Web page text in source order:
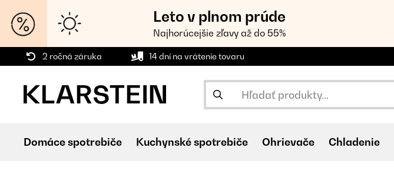
Leto v plnom prúde
Najhorúcejšie zľavy až do 55%
2 ročná záruka 14 dní na vrátenie tovaru
Domáce spotrebiče Kuchynské spotrebiče Ohrievače Chladenie